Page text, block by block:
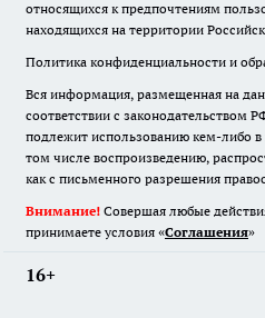
относящихся к предпочтениям
находящихся на территории
Политика конфиденциальности и
Вся информация, размещенная на
соответствии с законодательством
подлежит использованию кем-либо
том числе воспроизведению,
как с письменного разрешения
Внимание! Совершая любые
принимаете условия «Cоглашения»
16+